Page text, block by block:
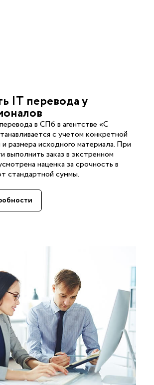
IT перевода у
в СПб в агентстве «С
с учетом конкретной
размера исходного материала. При
выполнить заказ в экстренном
наценка за срочность в
стандартной суммы.